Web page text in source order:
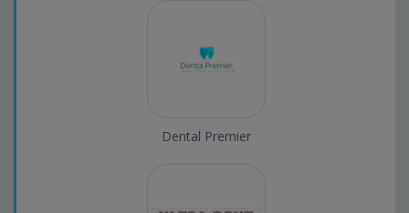
Dental Premier